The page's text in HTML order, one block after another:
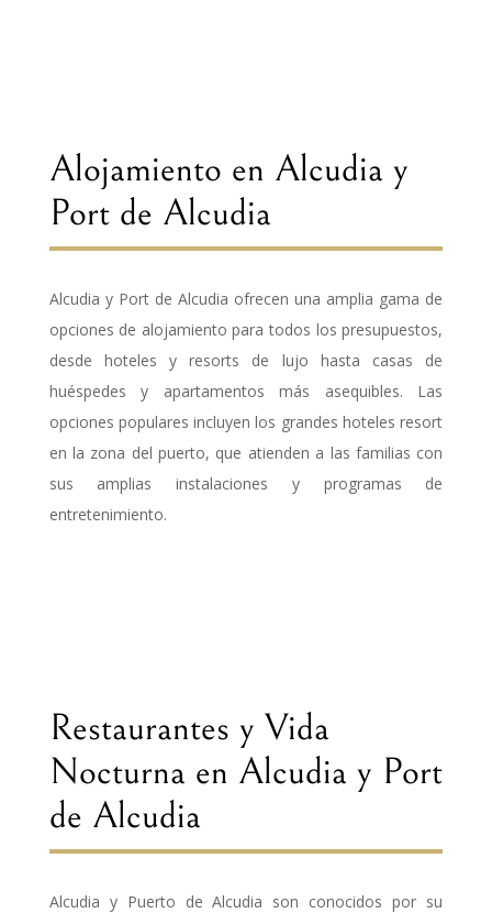
Alojamiento en Alcudia y
Port de Alcudia
Alcudia y Port de Alcudia ofrecen una amplia gama de
opciones de alojamiento para todos los presupuestos,
desde hoteles y resorts de lujo hasta casas de
huéspedes y apartamentos más asequibles. Las
opciones populares incluyen los grandes hoteles resort
en la zona del puerto, que atienden a las familias con
sus amplias instalaciones y programas de
entretenimiento.
Restaurantes y Vida
Nocturna en Alcudia y Port
de Alcudia
Alcudia y Puerto de Alcudia son conocidos por su